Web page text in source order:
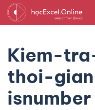
Kiem-
thoi-
isnumber